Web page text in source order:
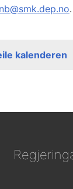
.
kalenderen